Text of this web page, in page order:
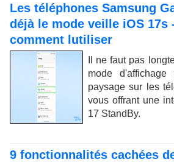
Les téléphones Samsung
déjà le mode veille iOS 17s
comment lutiliser
Il ne faut pas
mode
paysage sur les
vous offrant une
17 StandBy.
9 fonctionnalités cachées